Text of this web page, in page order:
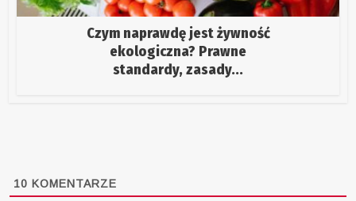
Czym naprawdę jest żywność
ekologiczna? Prawne
standardy, zasady...
10 KOMENTARZE